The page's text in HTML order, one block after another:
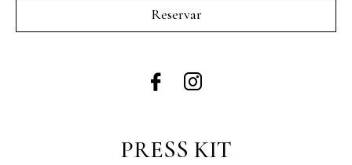
Reservar
PRESS KIT